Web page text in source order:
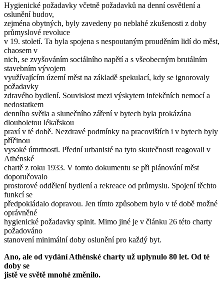
Hygienické požadavky včetně požadavků na denní osvětlení a
oslunění budov,
zejména obytných, byly zavedeny po neblahé zkušenosti z doby
průmyslové revoluce
v 19. století. Ta byla spojena s nespoutaným prouděním lidí do měst,
chaosem v
nich, se zvyšováním sociálního napětí a s všeobecným brutálním
stavebním vývojem
využívajícím území měst na základě spekulací, kdy se ignorovaly
požadavky
zdravého bydlení. Souvislost mezi výskytem infekčních nemocí a
nedostatkem
denního světla a slunečního záření v bytech byla prokázána
dlouholetou lékařskou
praxí v té době. Nezdravé podmínky na pracovištích i v bytech byly
příčinou
vysoké úmrtnosti. Přední urbanisté na tyto skutečnosti reagovali v
Athénské
chartě z roku 1933. V tomto dokumentu se při plánování měst
doporučovalo
prostorové oddělení bydlení a rekreace od průmyslu. Spojení těchto
funkcí se
předpokládalo dopravou. Jen tímto způsobem bylo v té době možné
oprávněné
hygienické požadavky splnit. Mimo jiné je v článku 26 této charty
požadováno
stanovení minimální doby oslunění pro každý byt.
Ano, ale od vydání Athénské charty už uplynulo 80 let. Od té
doby se
jistě ve světě mnohé změnilo.